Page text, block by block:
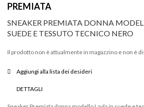
PREMIATA
SNEAKER PREMIATA DONNA
SUEDE E TESSUTO TECNICO NERO
Il prodotto non è attualmente in magazzino e non è
Aggiungi alla lista dei desideri
DETTAGLI